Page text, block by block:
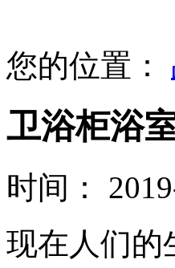
您的位置：
卫浴柜浴
时间：
现在人们的